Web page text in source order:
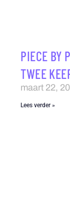
PIECE BY
TWEE
maart 22,
Lees verder »